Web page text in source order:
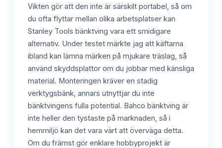
Vikten gör att den inte är särskilt portabel, så om
du ofta flyttar mellan olika arbetsplatser kan
Stanley Tools bänktving vara ett smidigare
alternativ. Under testet märkte jag att käftarna
ibland kan lämna märken på mjukare träslag, så
använd skyddsplattor om du jobbar med känsliga
material. Monteringen kräver en stadig
verktygsbänk, annars utnyttjar du inte
bänktvingens fulla potential. Bahco bänktving är
inte heller den tystaste på marknaden, så i
hemmiljö kan det vara värt att överväga detta.
Om du främst gör enklare hobbyprojekt är